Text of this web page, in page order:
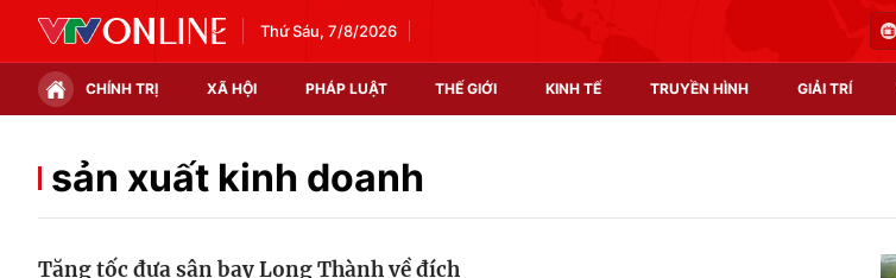
Thứ Sáu, 7/8/2026
CHÍNH TRỊ XÃ HỘI PHÁP LUẬT THẾ GIỚI KINH TẾ TRUYỀN HÌNH GIẢI TRÍ
Chính trị
sản xuất kinh doanh
Tăng tốc đưa sân bay Long Thành về đích